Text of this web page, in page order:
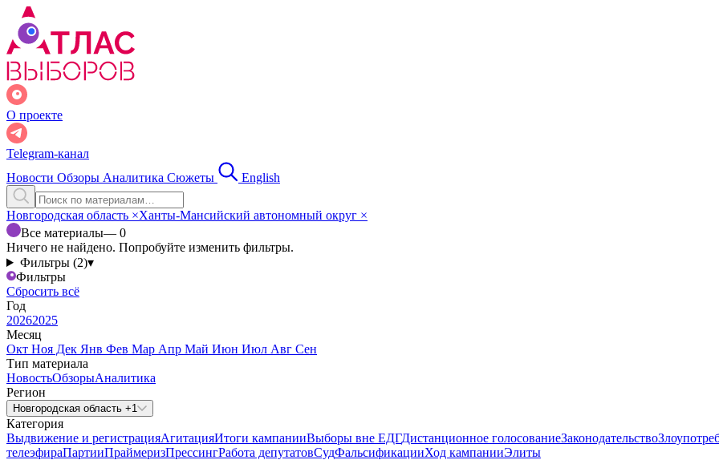
О проекте
Telegram-канал
Новости Обзоры Аналитика Сюжеты English
Новгородская область ×Ханты-Мансийский автономный округ ×
Все материалы— 0
Ничего не найдено. Попробуйте изменить фильтры.
Фильтры (2)▾
Фильтры
Сбросить всё
Год
20262025
Месяц
Окт Ноя Дек Янв Фев Мар Апр Май Июн Июл Авг Сен
Тип материала
НовостьОбзорыАналитика
Регион
Новгородская область +1
Категория
Выдвижение и регистрацияАгитацияИтоги кампанииВыборы вне ЕДГДистанционное голосованиеЗаконодательство
телеэфираПартииПраймеризПрессингРабота депутатовСудФальсификацииХод кампанииЭлиты